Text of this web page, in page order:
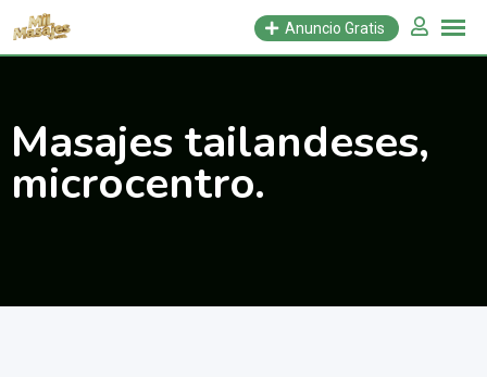
Saltar
Anuncio Gratis
Masajes tailandeses,
microcentro.